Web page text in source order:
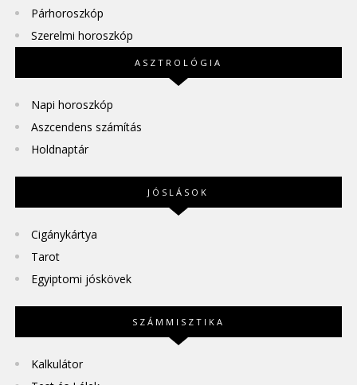
Párhoroszkóp
Szerelmi horoszkóp
ASZTROLÓGIA
Napi horoszkóp
Aszcendens számítás
Holdnaptár
JÓSLÁSOK
Cigánykártya
Tarot
Egyiptomi jóskövek
SZÁMMISZTIKA
Kalkulátor